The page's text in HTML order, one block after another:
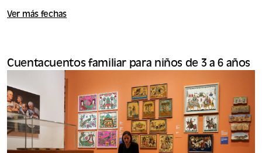
Ver más fechas
Cuentacuentos familiar para niños de 3 a 6 años